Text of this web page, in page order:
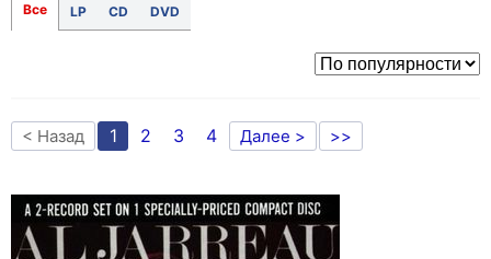
Все LP CD DVD
< Назад 1 2 3 4 Далее > >>